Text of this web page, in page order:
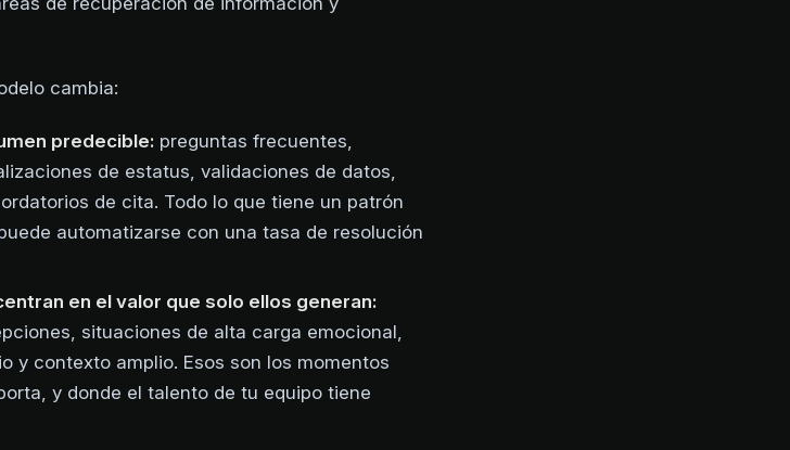
cambia:
predecible: preguntas frecuentes,
de estatus, validaciones de datos,
de cita. Todo lo que tiene un patrón
automatizarse con una tasa de resolución
en el valor que solo ellos generan:
situaciones de alta carga emocional,
y contexto amplio. Esos son los momentos
y donde el talento de tu equipo tiene